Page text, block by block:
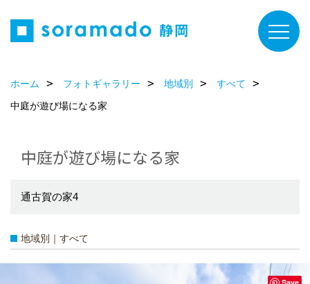
ホーム フォトギャラリー 地域別
すべて
中庭が遊び場になる家
中庭が遊び場になる家
通古賀の家4
地域別｜すべて